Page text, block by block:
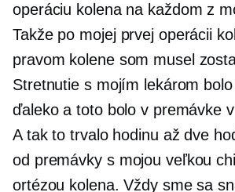
operáciu kolena na každom z
Takže po mojej prvej operácii
pravom kolene som musel
Stretnutie s mojím lekárom
ďaleko a toto bolo v premávke
A tak to trvalo hodinu až dve
od premávky s mojou veľkou
ortézou kolena. Vždy sme sa